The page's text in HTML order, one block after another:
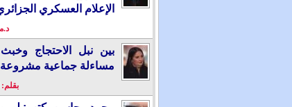
الإعلام العسكري
بين نبل الاحتجاج وخبث
مساءلة جماعية مشروعة
بقلم: